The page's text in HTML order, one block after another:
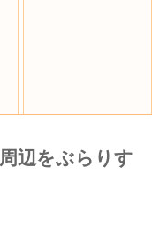
辺をぶらりす